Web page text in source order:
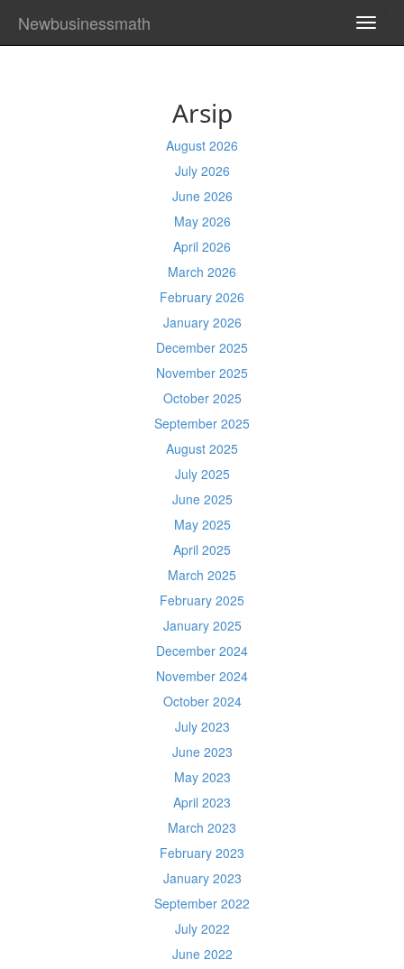
Newbusinessmath
Arsip
August 2026
July 2026
June 2026
May 2026
April 2026
March 2026
February 2026
January 2026
December 2025
November 2025
October 2025
September 2025
August 2025
July 2025
June 2025
May 2025
April 2025
March 2025
February 2025
January 2025
December 2024
November 2024
October 2024
July 2023
June 2023
May 2023
April 2023
March 2023
February 2023
January 2023
September 2022
July 2022
June 2022